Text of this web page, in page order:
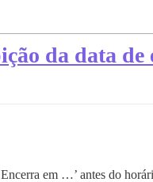
da data de
em …’ antes do